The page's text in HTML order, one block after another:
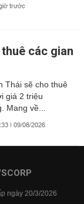
trước
các gian
Thái sẽ cho thuê
giá 2 triệu
Mang về...
| 09/08/2026
ngày 20/3/2026